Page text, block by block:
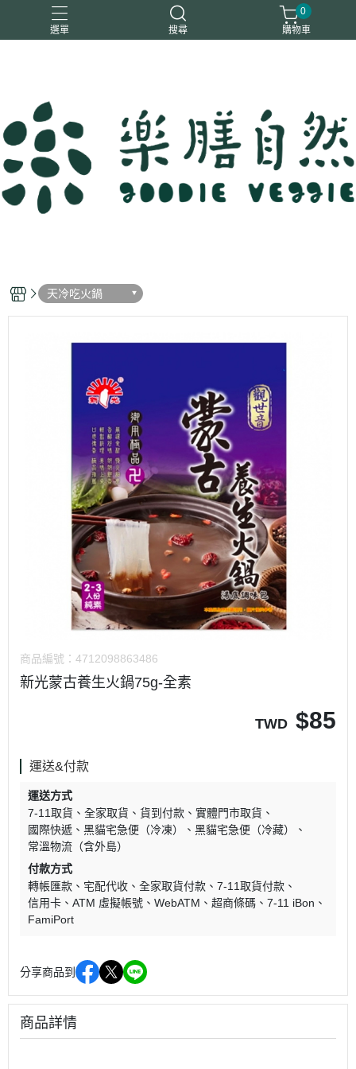
選單 搜尋
一樂鶴
0
購物車
天冷吃火鍋
商品編號： 4712098863486
新光蒙古養生火鍋75g-全素
TWD $85
運送&付款
運送方式
7-11取貨
全家取貨 貨到付款
實體門市取貨
國際快遞
黑貓宅急便（冷凍）
黑貓宅急便（冷藏）
常溫物流（含外島）
付款方式
轉帳匯款
宅配代收 全家取貨付款
7-11取貨付款
信用卡
ATM 虛擬帳號 WebATM 超商條碼
7-11 iBon
FamiPort
分享商品到
商品詳情